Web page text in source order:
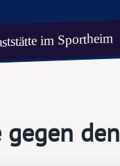
im Sportheim